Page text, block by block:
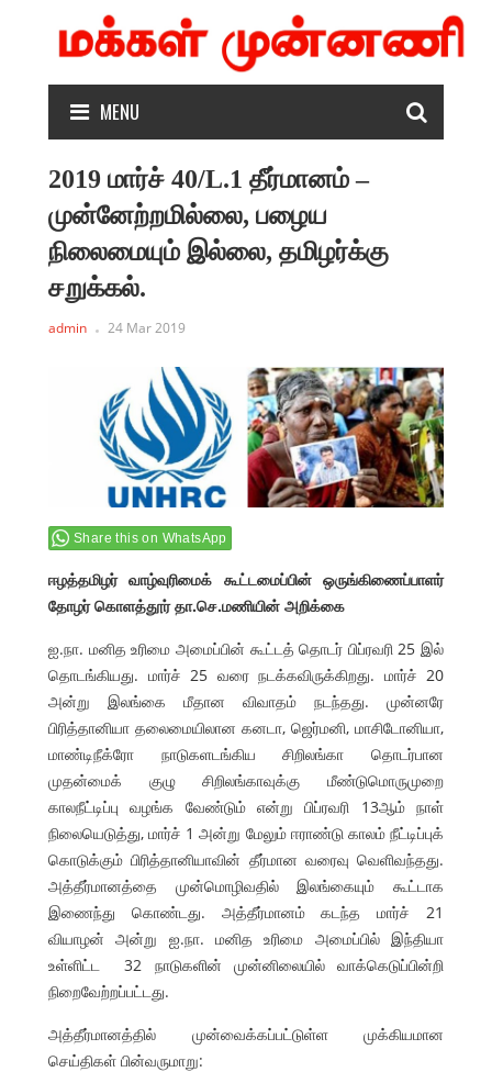
MENU
2019 மார்ச் 40/L.1 தீர்மானம் –
முன்னேற்றமில்லை, பழைய
நிலைமையும் இல்லை, தமிழர்க்கு
சறுக்கல்.
admin 24 Mar 2019
Share this on WhatsApp
ஈழத்தமிழர் வாழ்வுரிமைக் கூட்டமைப்பின் ஒருங்கிணைப்பாளர்
தோழர் கொளத்தூர் தா.செ.மணியின் அறிக்கை
ஐ.நா. மனித உரிமை அமைப்பின் கூட்டத் தொடர் பிப்ரவரி 25 இல்
தொடங்கியது. மார்ச் 25 வரை நடக்கவிருக்கிறது. மார்ச் 20
அன்று இலங்கை மீதான விவாதம் நடந்தது. முன்னரே
பிரித்தானியா தலைமையிலான கனடா, ஜெர்மனி, மாசிடோனியா,
மாண்டிநீக்ரோ நாடுகளடங்கிய சிறிலங்கா தொடர்பான
முதன்மைக் குழு சிறிலங்காவுக்கு மீண்டுமொருமுறை
காலநீட்டிப்பு வழங்க வேண்டும் என்று பிப்ரவரி 13ஆம் நாள்
நிலையெடுத்து, மார்ச் 1 அன்று மேலும் ஈராண்டு காலம் நீட்டிப்புக்
கொடுக்கும் பிரித்தானியாவின் தீர்மான வரைவு வெளிவந்தது.
அத்தீர்மானத்தை முன்மொழிவதில் இலங்கையும் கூட்டாக
இணைந்து கொண்டது. அத்தீர்மானம் கடந்த மார்ச் 21
வியாழன் அன்று ஐ.நா. மனித உரிமை அமைப்பில் இந்தியா
உள்ளிட்ட 32 நாடுகளின் முன்னிலையில் வாக்கெடுப்பின்றி
நிறைவேற்றப்பட்டது.
அத்தீர்மானத்தில் முன்வைக்கப்பட்டுள்ள முக்கியமான
செய்திகள் பின்வருமாறு: